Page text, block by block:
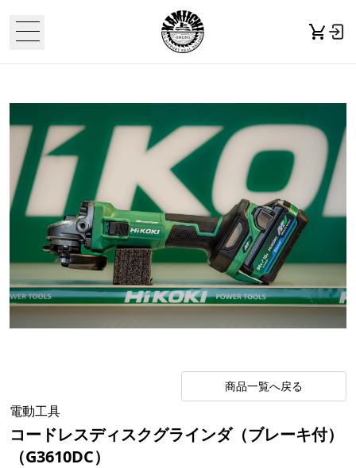
商品一覧へ戻る
電動工具
コードレスディスクグラインダ（ブレーキ付）
（G3610DC）